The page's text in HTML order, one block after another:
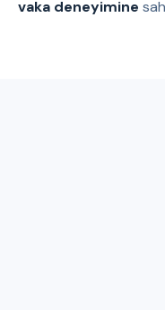
vaka deneyimine